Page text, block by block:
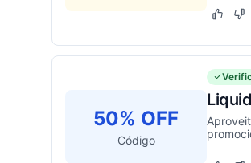
Este
50% OFF
Código